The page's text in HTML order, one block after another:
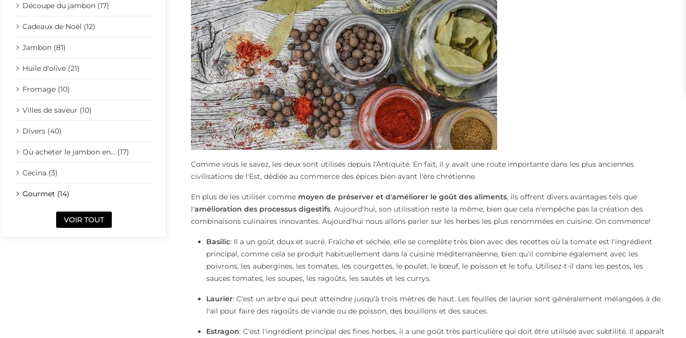
Découpe du jambon (17)
Cadeaux de Noël (12)
Jambon (81)
Huile d'olive (21)
Fromage (10)
Villes de saveur (10)
Divers (40)
Où acheter le jambon en... (17)
Cecina (3)
Gourmet (14)
VOIR TOUT
Comme vous le savez, les deux sont utilisés depuis l'Antiquité. En fait, il y avait une route importante dans les plus anciennes
civilisations de l'Est, dédiée au commerce des épices bien avant l'ère chrétienne.
En plus de les utiliser comme moyen de préserver et d'améliorer le goût des aliments, ils offrent divers avantages tels que
l'amélioration des processus digestifs. Aujourd'hui, son utilisation reste la même, bien que cela n'empêche pas la création des
combinaisons culinaires innovantes. Aujourd'hui nous allons parler sur les herbes les plus renommées en cuisine. On commence!
Basilic: Il a un goût doux et sucré. Fraîche et séchée, elle se complète très bien avec des recettes où la tomate est l'ingrédient
principal, comme cela se produit habituellement dans la cuisine méditerranéenne, bien qu'il combine également avec les
poivrons, les aubergines, les tomates, les courgettes, le poulet, le bœuf, le poisson et le tofu. Utilisez-t-il dans les pestos, les
sauces tomates, les soupes, les ragoûts, les sautés et les currys.
Laurier: C'est un arbre qui peut atteindre jusqu'à trois mètres de haut. Les feuilles de laurier sont généralement mélangées à de
l'ail pour faire des ragoûts de viande ou de poisson, des bouillons et des sauces.
Estragon: C'est l'ingrédient principal des fines herbes, il a une goût très particulière qui doit être utilisée avec subtilité. Il apparaît